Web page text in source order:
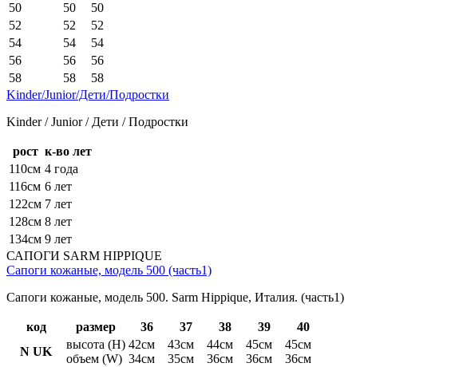
50
50
50
52
52
52
54
54
54
56
56
56
58
58
58
Kinder/Junior/Дети/Подростки
Kinder / Junior / Дети / Подростки
рост к-во лет
110см 4 года
116см 6 лет
122см 7 лет
128см 8 лет
134см 9 лет
САПОГИ SARM HIPPIQUE
Сапоги кожаные, модель 500 (часть1)
Сапоги кожаные, модель 500. Sarm Hippique, Италия. (часть1)
код размер 36 37 38 39
40
N UK
высота (H)
объем (W)
42см
34см
43см
35см
44см
36см
45см
36см
45см
36см